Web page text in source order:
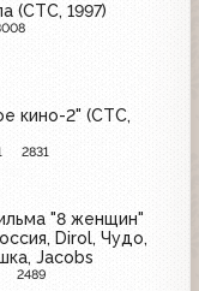
(СТС, 1997)
кино-2" (СТС,
2831
"8 женщин"
Dirol, Чудо,
Jacobs
2489